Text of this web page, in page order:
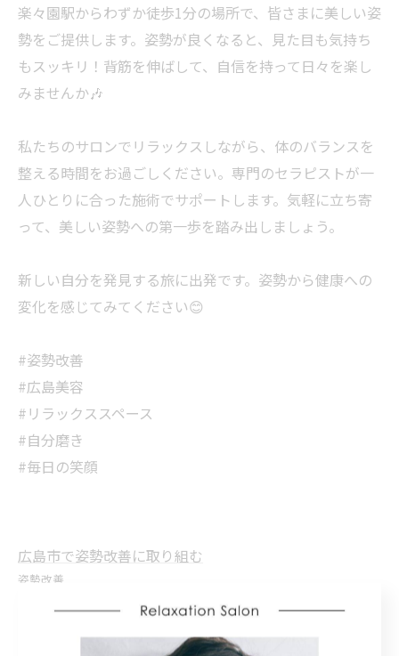
楽々園駅からわずか徒歩1分の場所で、皆さまに美しい姿
勢をご提供します。姿勢が良くなると、見た目も気持ち
もスッキリ！背筋を伸ばして、自信を持って日々を楽し
みませんか🎶
私たちのサロンでリラックスしながら、体のバランスを
整える時間をお過ごしください。専門のセラピストが一
人ひとりに合った施術でサポートします。気軽に立ち寄
って、美しい姿勢への第一歩を踏み出しましょう。
新しい自分を発見する旅に出発です。姿勢から健康への
変化を感じてみてください😊
#姿勢改善
#広島美容
#リラックススペース
#自分磨き
#毎日の笑顔
広島市で姿勢改善に取り組む
姿勢改善
一覧に戻る